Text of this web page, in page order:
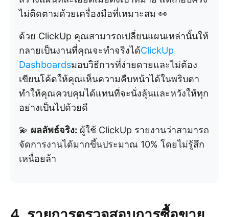
ไม่ติดตามด้วยเครื่องมือที่เหมาะสม 👀
ด้วย ClickUp คุณสามารถเปลี่ยนแผนเหล่านั้นให้
กลายเป็นงานที่คุณจะทำจริงได้ClickUp
Dashboardsมอบวิธีการที่ง่ายดายและไม่ต้อง
เขียนโค้ดให้คุณเห็นความคืบหน้าได้ในพริบตา
ทำให้คุณควบคุมได้แทนที่จะนั่งลุ้นและหวังให้ทุก
อย่างเป็นไปด้วยดี
💫 ผลลัพธ์จริง: ผู้ใช้ ClickUp รายงานว่าสามารถ
จัดการงานได้มากขึ้นประมาณ 10% โดยไม่รู้สึก
เหนื่อยล้า